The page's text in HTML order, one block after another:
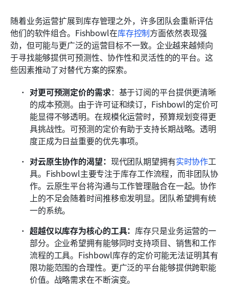
随着业务运营扩展到库存管理之外，许多团队会重新评估
他们的软件组合。Fishbowl在库存控制方面依然表现强
劲，但可能与更广泛的运营目标不一致。企业越来越倾向
于寻找能够提供可预测性、协作性和灵活性的的平台。这
些因素推动了对替代方案的探索。
对更可预测定价的需求：基于订阅的平台提供更清晰
的成本预测。由于许可证和续订，Fishbowl的定价可
能显得不够透明。在规模化运营时，预算规划变得更
具挑战性。可预测的定价有助于支持长期战略。透明
度正成为日益重要的优先事项。
对云原生协作的渴望： 现代团队期望拥有实时协作工
具。Fishbowl主要专注于库存工作流程，而非团队协
作。云原生平台将沟通与工作管理融合在一起。协作
上的不足会随着时间推移愈发明显。团队希望拥有统
一的系统。
超越仅以库存为核心的工具： 库存只是业务运营的一
部分。企业希望拥有能够同时支持项目、销售和工作
流程的工具。Fishbowl库存的定价可能无法证明其有
限功能范围的合理性。更广泛的平台能够提供跨职能
价值。战略需求在不断演变。